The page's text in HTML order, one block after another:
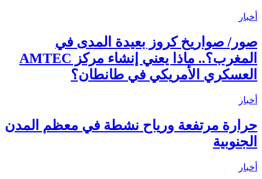
أخبار
صور/ صواريخ كروز بعيدة المدى في
المغرب؟.. ماذا يعني إنشاء مركز AMTEC
العسكري الأمريكي في طانطان؟
أخبار
حرارة مرتفعة ورياح نشطة في معظم المدن
الجنوبية
أخبار